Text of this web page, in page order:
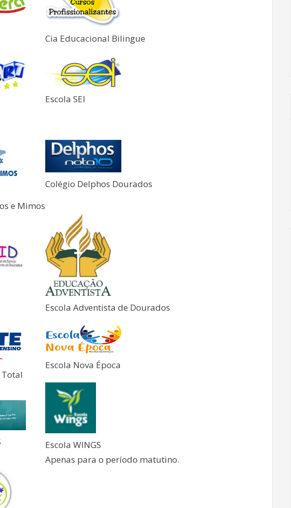
Cia Educacional Bilingue
Escola SEI
e Mimos
Colégio Delphos Dourados
Escola Adventista de Dourados
Total
Escola Nova Época
Escola WINGS
Apenas para o período matutino.